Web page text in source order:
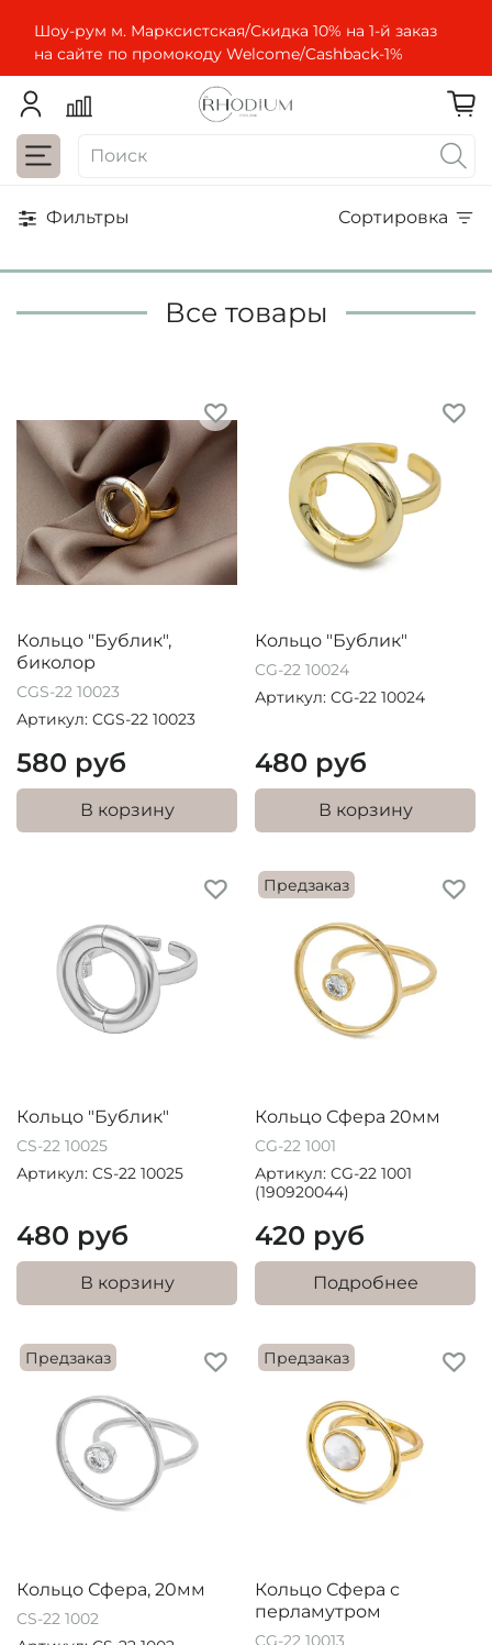
Шоу-рум м. Марксистская/Скидка 10% на 1-й заказ
на сайте по промокоду Welcome/Cashbaсk-1%
Фильтры Сортировка
Все товары
Кольцо "Бублик",
биколор
CGS-22 10023
Артикул: CGS-22 10023
580 руб
В корзину
Кольцо "Бублик"
CG-22 10024
Артикул: CG-22 10024
480 руб
В корзину
Кольцо "Бублик"
CS-22 10025
Артикул: CS-22 10025
480 руб
В корзину
Предзаказ
Кольцо Сфера 20мм
CG-22 1001
Артикул: CG-22 1001
(190920044)
420 руб
Подробнее
Предзаказ
Кольцо Сфера, 20мм
CS-22 1002
Предзаказ
Кольцо Сфера с
перламутром